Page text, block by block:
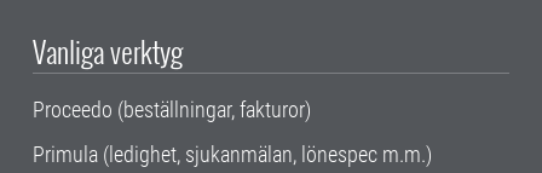
Vanliga verktyg
Proceedo (beställningar, fakturor)
Primula (ledighet, sjukanmälan, lönespec m.m.)